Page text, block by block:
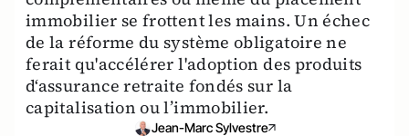
immobilier se frottent les mains. Un échec
de la réforme du système obligatoire ne
ferait qu'accélérer l'adoption des produits
d‘assurance retraite fondés sur la
capitalisation ou l’immobilier.
Jean-Marc Sylvestre